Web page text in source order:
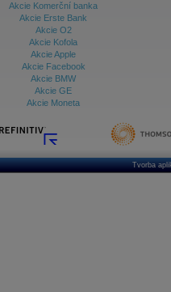
Akcie Komerční banka
Akcie Erste Bank
Akcie O2
Akcie Kofola
Akcie Apple
Akcie Facebook
Akcie BMW
Akcie GE
Akcie Moneta
Tvorba